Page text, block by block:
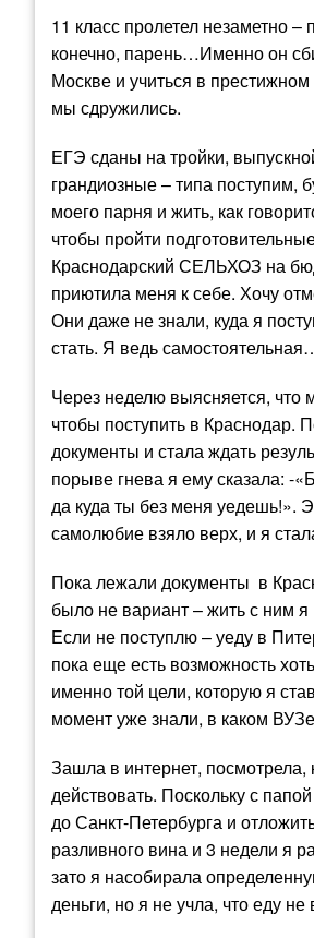
11 класс пролетел незаметно
конечно, парень…Именно он
Москве и учиться в
мы сдружились.
ЕГЭ сданы на тройки,
грандиозные – типа поступим,
моего парня и жить, как
чтобы пройти
Краснодарский СЕЛЬХОЗ на
приютила меня к себе. Хочу
Они даже не знали, куда я
стать. Я ведь
Через неделю выясняется, что
чтобы поступить в Краснодар.
документы и стала ждать
порыве гнева я ему сказала: -
да куда ты без меня уедешь!».
самолюбие взяло верх, и я
Пока лежали документы в
было не вариант – жить с ним
Если не поступлю – уеду в
пока еще есть возможность
именно той цели, которую я
момент уже знали, в каком
Зашла в интернет,
действовать. Поскольку с
до Санкт-Петербурга и
разливного вина и 3 недели я
зато я насобирала
деньги, но я не учла, что еду